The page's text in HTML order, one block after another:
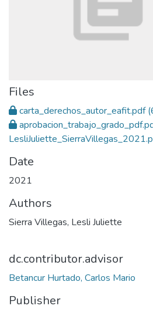
Files
carta_derechos_autor_eafit.pdf
Date
2021
Authors
Sierra Villegas, Lesli Juliette
dc.contributor.advisor
Betancur Hurtado, Carlos Mario
Publisher